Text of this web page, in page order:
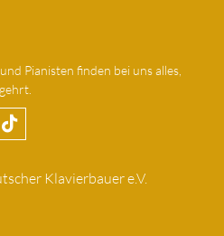
Pianisten finden bei uns alles,
Klavierbauer e.V.